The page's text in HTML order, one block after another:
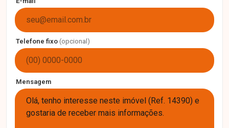
Telefone fixo (opcional)
Mensagem